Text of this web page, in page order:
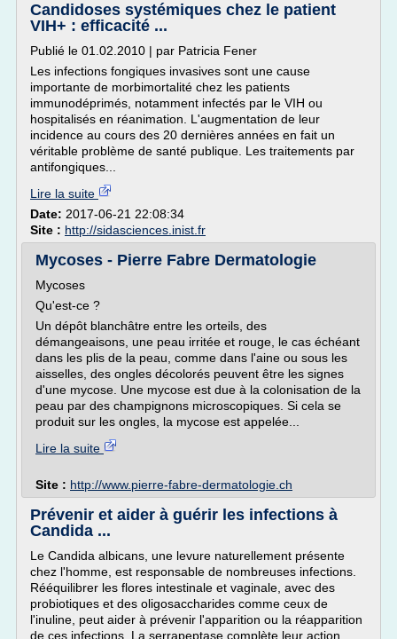
Candidoses systémiques chez le patient
VIH+ : efficacité ...
Publié le 01.02.2010 | par Patricia Fener
Les infections fongiques invasives sont une cause
importante de morbimortalité chez les patients
immunodéprimés, notamment infectés par le VIH ou
hospitalisés en réanimation. L'augmentation de leur
incidence au cours des 20 dernières années en fait un
véritable problème de santé publique. Les traitements par
antifongiques...
Lire la suite
Date: 2017-06-21 22:08:34
Site : http://sidasciences.inist.fr
Mycoses - Pierre Fabre Dermatologie
Mycoses
Qu'est-ce ?
Un dépôt blanchâtre entre les orteils, des
démangeaisons, une peau irritée et rouge, le cas échéant
dans les plis de la peau, comme dans l'aine ou sous les
aisselles, des ongles décolorés peuvent être les signes
d'une mycose. Une mycose est due à la colonisation de la
peau par des champignons microscopiques. Si cela se
produit sur les ongles, la mycose est appelée...
Lire la suite
Site : http://www.pierre-fabre-dermatologie.ch
Prévenir et aider à guérir les infections à
Candida ...
Le Candida albicans, une levure naturellement présente
chez l'homme, est responsable de nombreuses infections.
Rééquilibrer les flores intestinale et vaginale, avec des
probiotiques et des oligosaccharides comme ceux de
l'inuline, peut aider à prévenir l'apparition ou la réapparition
de ces infections. La serrapeptase complète leur action,